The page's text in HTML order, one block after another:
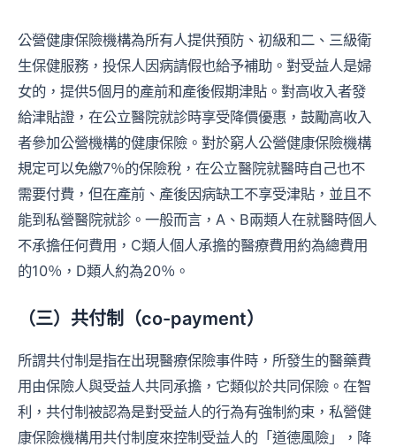
公營健康保險機構為所有人提供預防、初級和二、三級衛
生保健服務，投保人因病請假也給予補助。對受益人是婦
女的，提供5個月的產前和產後假期津貼。對高收入者發
給津貼證，在公立醫院就診時享受降價優惠，鼓勵高收入
者參加公營機構的健康保險。對於窮人公營健康保險機構
規定可以免繳7％的保險稅，在公立醫院就醫時自己也不
需要付費，但在產前、產後因病缺工不享受津貼，並且不
能到私營醫院就診。一般而言，A、B兩類人在就醫時個人
不承擔任何費用，C類人個人承擔的醫療費用約為總費用
的10％，D類人約為20％。
（三）共付制（co-payment）
所謂共付制是指在出現醫療保險事件時，所發生的醫藥費
用由保險人與受益人共同承擔，它類似於共同保險。在智
利，共付制被認為是對受益人的行為有強制約束，私營健
康保險機構用共付制度來控制受益人的「道德風險」，降